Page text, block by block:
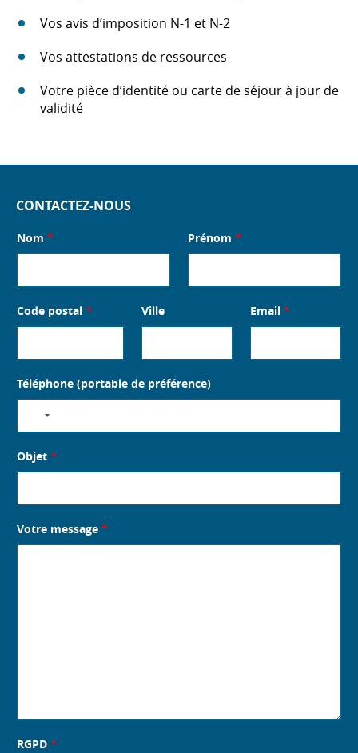
Vos avis d’imposition N-1 et N-2
Vos attestations de ressources
Votre pièce d’identité ou carte de séjour à jour de
validité
CONTACTEZ-NOUS
Nom * Prénom *
Code postal * Ville Email *
Téléphone (portable de préférence)
country
Objet *
Votre message *
RGPD *